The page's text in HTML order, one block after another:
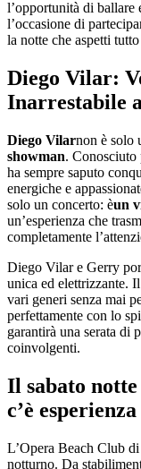
l’opportunità di
l’occasione di
la notte che aspetti tutto
Diego Vilar:
Inarrestabile
Diego Vilarnon è solo
showman. Conosciuto
ha sempre saputo
energiche e
solo un concerto: èun
un’esperienza che
completamente
Diego Vilar e Gerry
unica ed elettrizzante.
vari generi senza mai
perfettamente con lo
garantirà una serata di
coinvolgenti.
Il sabato
c’è
L’Opera Beach Club
notturno. Da